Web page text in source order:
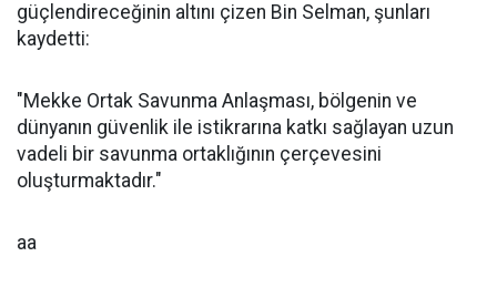
güçlendireceğinin altını çizen Bin Selman, şunları
kaydetti:
"Mekke Ortak Savunma Anlaşması, bölgenin ve
dünyanın güvenlik ile istikrarına katkı sağlayan uzun
vadeli bir savunma ortaklığının çerçevesini
oluşturmaktadır."
aa